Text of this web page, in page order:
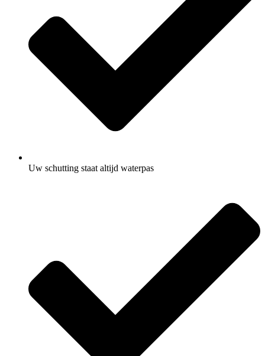
Uw schutting staat altijd waterpas